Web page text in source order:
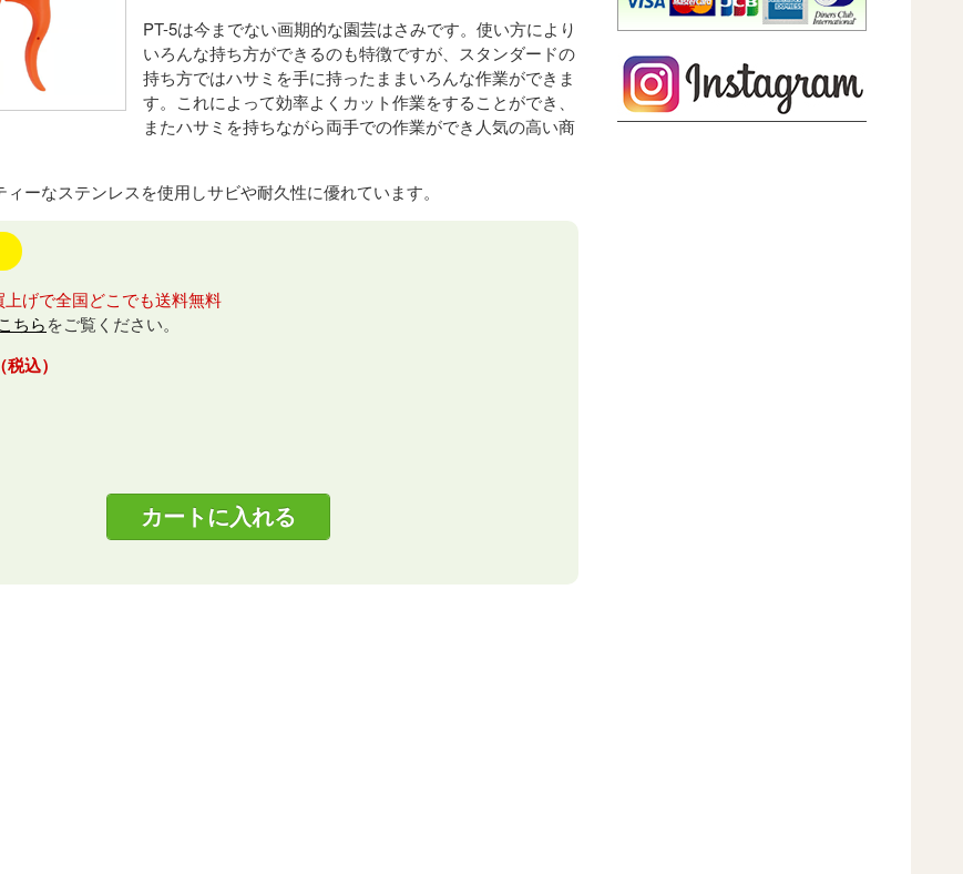
PT-5は今までない画期的な園芸はさみです。使い方により
いろんな持ち方ができるのも特徴ですが、スタンダードの
持ち方ではハサミを手に持ったままいろんな作業ができま
す。これによって効率よくカット作業をすることができ、
またハサミを持ちながら両手での作業ができ人気の高い商
ーなステンレスを使用しサビや耐久性に優れています。
げで全国どこでも送料無料
こちらをご覧ください。
込）